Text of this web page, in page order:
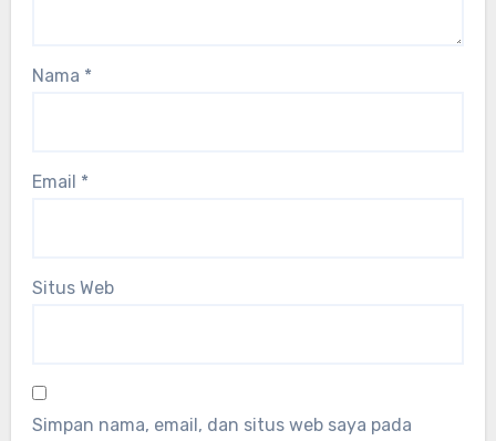
Nama *
Email *
Situs Web
Simpan nama, email, dan situs web saya pada